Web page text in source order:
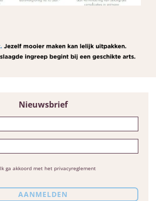
Nieuwsbrief
Ik ga akkoord met het privacyreglement